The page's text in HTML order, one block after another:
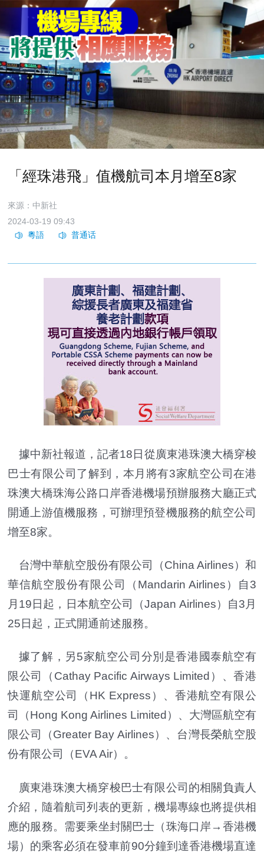
「經珠港飛」值機航司本月增至8家
來源：中新社
2024-03-19 09:43
據中新社報道，記者18日從廣東港珠澳大橋穿梭
巴士有限公司了解到，本月將有3家航空公司在港
珠澳大橋珠海公路口岸香港機場預辦服務大廳正式
開通上游值機服務，可辦理預登機服務的航空公司
增至8家。
台灣中華航空股份有限公司（China Airlines）和
華信航空股份有限公司（Mandarin Airlines）自3
月19日起，日本航空公司（Japan Airlines）自3月
25日起，正式開通前述服務。
據了解，另5家航空公司分別是香港國泰航空有
限公司（Cathay Pacific Airways Limited）、香港
快運航空公司（HK Express）、香港航空有限公
司（Hong Kong Airlines Limited）、大灣區航空有
限公司（Greater Bay Airlines）、台灣長榮航空股
份有限公司（EVA Air）。
廣東港珠澳大橋穿梭巴士有限公司的相關負責人
介紹，隨着航司列表的更新，機場專線也將提供相
應的服務。需要乘坐封關巴士（珠海口岸→香港機
場）的乘客必須在發車前90分鐘到達香港機場直達